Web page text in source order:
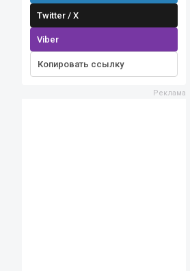
Twitter / X
Viber
Копировать ссылку